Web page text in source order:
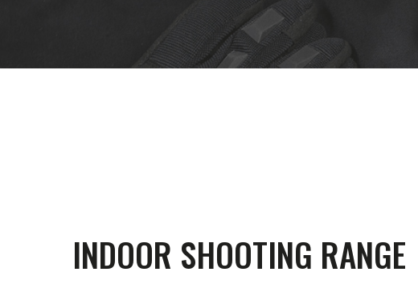
INDOOR SHOOTING RANGE